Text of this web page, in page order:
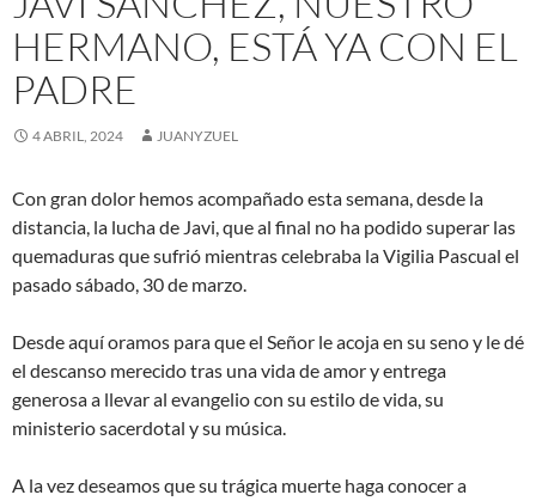
HERMANO, ESTÁ YA CON EL
PADRE
4 ABRIL, 2024 JUANYZUEL
Con gran dolor hemos acompañado esta semana, desde la
distancia, la lucha de Javi, que al final no ha podido superar las
quemaduras que sufrió mientras celebraba la Vigilia Pascual el
pasado sábado, 30 de marzo.
Desde aquí oramos para que el Señor le acoja en su seno y le dé
el descanso merecido tras una vida de amor y entrega
generosa a llevar al evangelio con su estilo de vida, su
ministerio sacerdotal y su música.
A la vez deseamos que su trágica muerte haga conocer a